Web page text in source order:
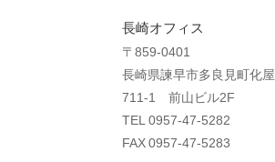
長崎オフィス
〒859-0401
長崎県諫早市多良見町化屋
711-1 前山ビル2F
TEL 0957-47-5282
FAX 0957-47-5283